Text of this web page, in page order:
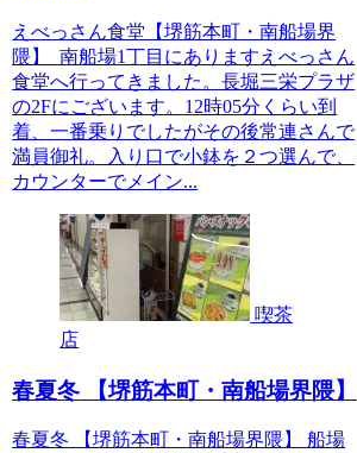
えべっさん食堂【堺筋本町・南船場界
隈】 南船場1丁目にありますえべっさん
食堂へ行ってきました。長堀三栄プラザ
の2Fにございます。12時05分くらい到
着、一番乗りでしたがその後常連さんで
満員御礼。入り口で小鉢を２つ選んで、
カウンターでメイン...
喫茶
店
春夏冬 【堺筋本町・南船場界隈】
春夏冬 【堺筋本町・南船場界隈】 船場